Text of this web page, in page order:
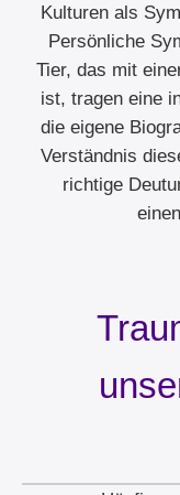
Kulturen als
Persönliche
Tier, das mit
ist, tragen eine
die eigene
Verständnis
richtige